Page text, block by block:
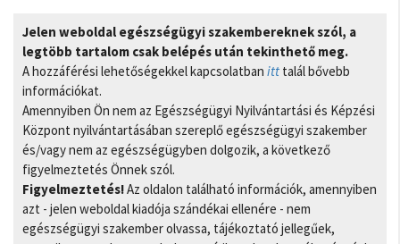
Jelen weboldal egészségügyi szakembereknek szól, a
legtöbb tartalom csak belépés után tekinthető meg.
A hozzáférési lehetőségekkel kapcsolatban itt talál bővebb
információkat.
Amennyiben Ön nem az Egészségügyi Nyilvántartási és Képzési
Központ nyilvántartásában szereplő egészségügyi szakember
és/vagy nem az egészségügyben dolgozik, a következő
figyelmeztetés Önnek szól.
Figyelmeztetés!Az oldalon található információk, amennyiben
azt - jelen weboldal kiadója szándékai ellenére - nem
egészségügyi szakember olvassa, tájékoztató jellegűek,